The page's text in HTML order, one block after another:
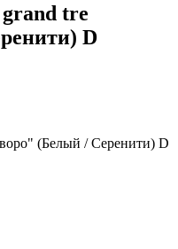
tre
D
(Белый / Серенити) D